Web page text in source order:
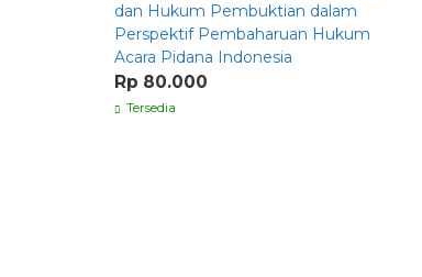
dan Hukum Pembuktian dalam
Perspektif Pembaharuan Hukum
Acara Pidana Indonesia
Rp 80.000
Tersedia